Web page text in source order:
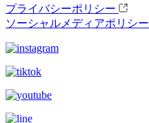
プライバシーポリシー
ソーシャルメディアポリシー